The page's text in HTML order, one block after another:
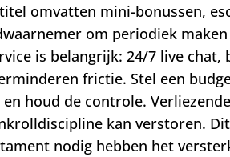
omvatten mini-bonussen,
om periodiek
is belangrijk: 24/7 live
frictie. Stel een
houd de controle.
kan verstoren.
nodig hebben het